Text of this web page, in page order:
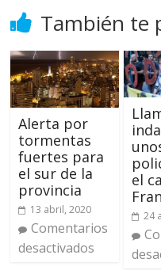
También te
Alerta por
tormentas
fuertes para
el sur de la
provincia
13 abril, 2020
Comentarios
desactivados
el
24